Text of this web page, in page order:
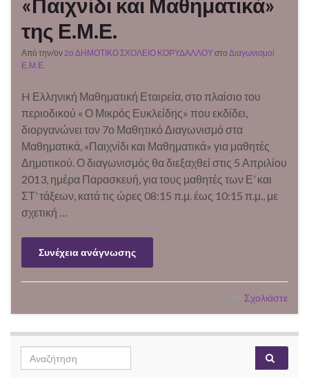
«Παιχνίδι και Μαθηματικά»
της Ε.Μ.Ε.
Από την/ον2ο ΔΗΜΟΤΙΚΟ ΣΧΟΛΕΙΟ ΚΟΡΥΔΑΛΛΟΥστο Διαγωνισμοί
Ε.Μ.Ε.
H Ελληνική Μαθηματική Εταιρεία, στο πλαίσιο του
περιοδικού « Ο Μικρός Ευκλείδης» που εκδίδει,
διοργανώνει τον 7ο Μαθητικό Διαγωνισμό στα
Μαθηματικά, «Παιχνίδι και Μαθηματικά» για μαθητές
Δημοτικού. Ο διαγωνισμός θα διεξαχθεί στις 5 Απριλίου
2013, ημέρα Παρασκευή, για τους μαθητές των Ε’ και
ΣΤ’ τάξεων, κατά τις ώρες 08:15 π.μ. έως 10:15 π.μ., με
σχετική …
Συνέχεια ανάγνωσης
Σχολιάστε
Search
for: